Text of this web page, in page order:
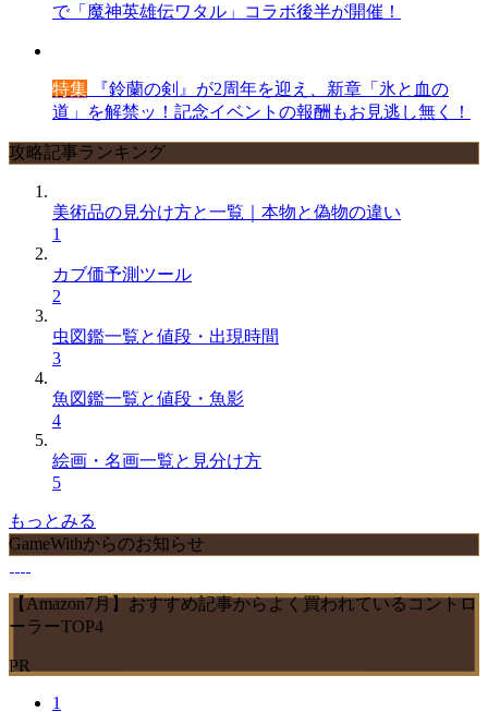
で「魔神英雄伝ワタル」コラボ後半が開催！
特集 『鈴蘭の剣』が2周年を迎え、新章「氷と血の
道」を解禁ッ！記念イベントの報酬もお見逃し無く！
攻略記事ランキング
美術品の見分け方と一覧｜本物と偽物の違い
1
カブ価予測ツール
2
虫図鑑一覧と値段・出現時間
3
魚図鑑一覧と値段・魚影
4
絵画・名画一覧と見分け方
5
もっとみる
GameWithからのお知らせ
【Amazon7月】おすすめ記事からよく買われているコントロ
ーラーTOP4
PR
1